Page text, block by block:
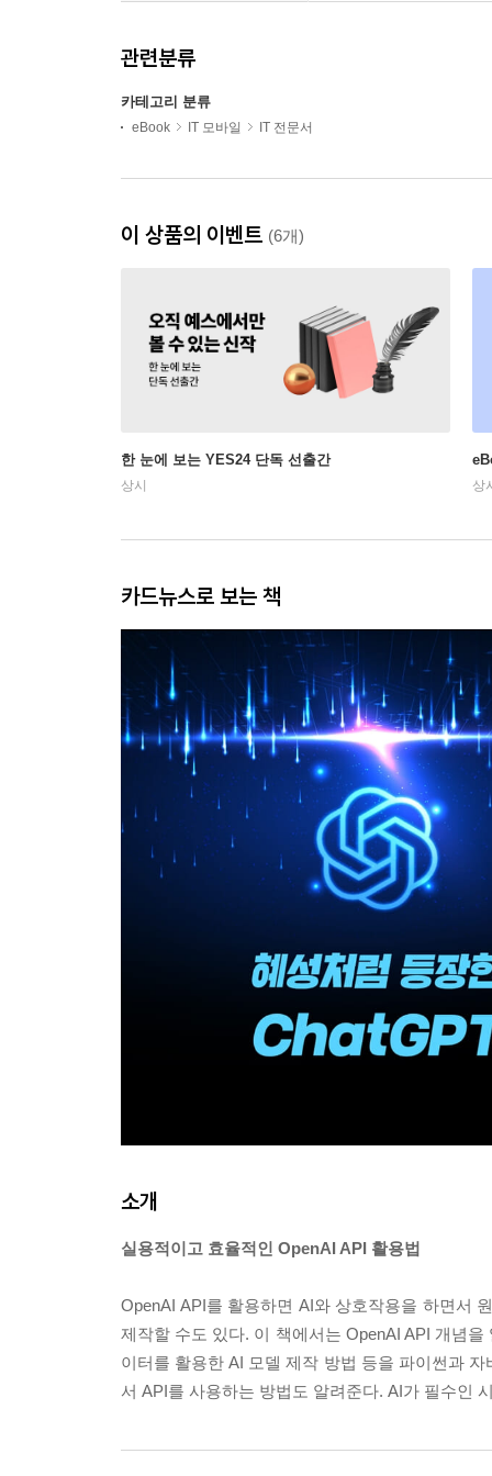
관련분류
카테고리 분류
eBook IT 모바일 IT 전문서
이 상품의 이벤트 (6개)
한 눈에 보는 YES24 단독 선출간
상시 상
카드뉴스로 보는 책
소개
실용적이고 효율적인 OpenAI API 활용법
OpenAI API를 활용하면 AI와 상호작용을 하면서
제작할 수도 있다. 이 책에서는 OpenAI API 개념
이터를 활용한 AI 모델 제작 방법 등을 파이썬과
서 API를 사용하는 방법도 알려준다. AI가 필수인